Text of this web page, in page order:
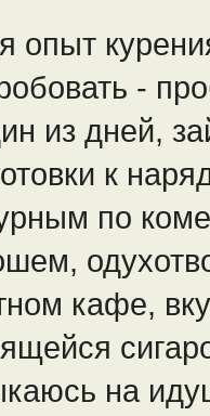
опыт
-
из дней,
к
по
кафе,
на